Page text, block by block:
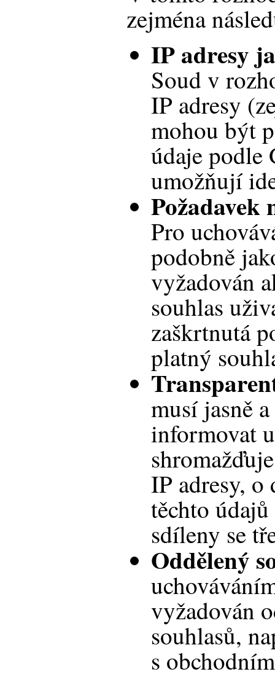
zejména
IP adresy
Soud v
IP adresy
mohou být
údaje podle
umožňují
Požadavek
Pro
podobně
vyžadován
souhlas
zaškrtnutá
platný
musí jasně
informovat
IP adresy, o
těchto
sdíleny se
Oddělený
vyžadován
souhlasů,
s